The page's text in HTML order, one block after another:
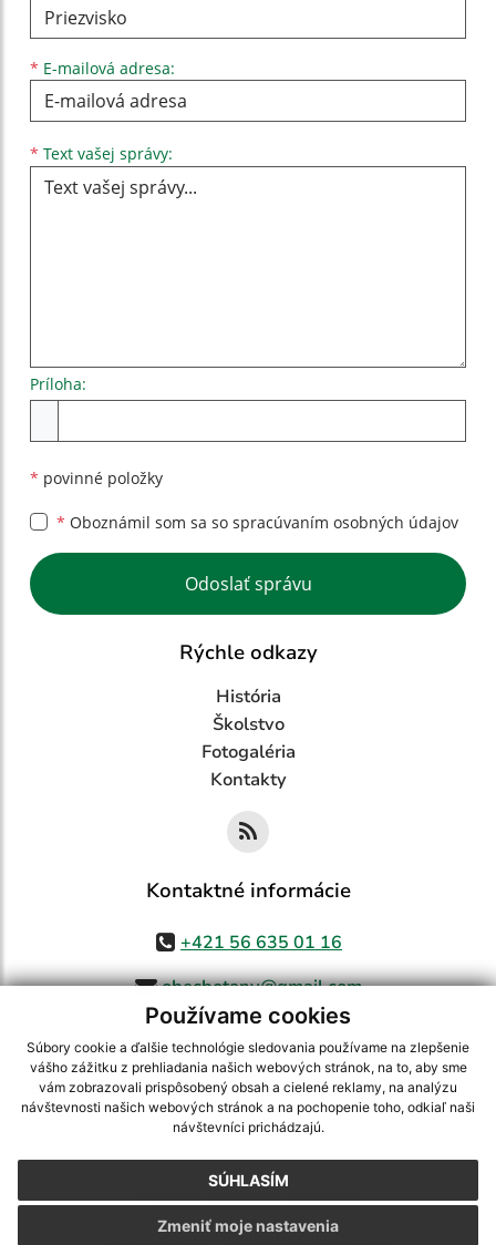
Používame cookies
Súbory cookie a ďalšie technológie sledovania používame na zlepšenie
vášho zážitku z prehliadania našich webových stránok, na to, aby sme
vám zobrazovali prispôsobený obsah a cielené reklamy, na analýzu
návštevnosti našich webových stránok a na pochopenie toho, odkiaľ naši
návštevníci prichádzajú.
SÚHLASÍM
Zmeniť moje nastavenia
* E-mailová adresa:
* Text vašej správy:
Príloha:
* povinné položky
* Oboznámil som sa so spracúvaním osobných údajov
Google reCaptcha Response
Odoslať správu
Rýchle odkazy
História
Školstvo
Fotogaléria
Kontakty
Kontaktné informácie
+421 56 635 01 16
obecbotany@gmail.com
využite možnosť získavania aktuálnych informácií s využitím RSS
CMS systém (redakčný) systém ECHELON 2,Mapa stránok,web portál
webex.digital, s.r.o.,domény,registrácia domény
Posledná aktualizácia:05.08.2026
Vytlačiť stránku|Vyhlásenie o prístupnosti